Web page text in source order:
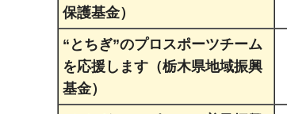
保護基金）
“とちぎ”のプロスポーツチーム
を応援します（栃木県地域振興
基金）